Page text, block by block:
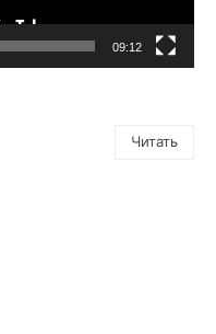
09:12
Читать